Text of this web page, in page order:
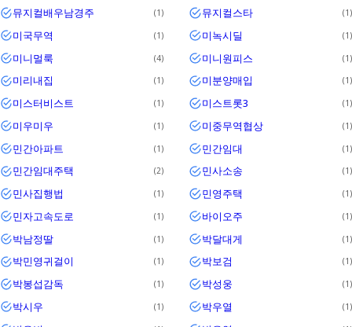
뮤지컬배우남경주 1 뮤지컬스타 1
미국무역 1 미녹시딜 1
미니멀룩 4 미니원피스 1
미리내집 1 미분양매입 1
미스터비스트 1 미스트롯3 1
미우미우 1 미중무역협상 1
민간아파트 1 민간임대 1
민간임대주택 2 민사소송 1
민사집행법 1 민영주택 1
민자고속도로 1 바이오주 1
박남정딸 1 박달대게 1
박민영귀걸이 1 박보검 1
박봉섭감독 1 박성웅 1
박시우 1 박우열 1